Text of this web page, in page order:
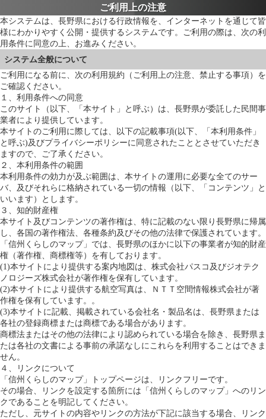
ご利用上の注意
本システムは、長野県における行政情報を、インターネットを通じて皆
様にわかりやすく公開・提供するシステムです。ご利用の際は、次の利
用条件に同意の上、お進みください。
システム全般について
ご利用になる前に、次の利用規約（ご利用上の注意、禁止する事項）を
ご確認ください。
１、利用条件への同意
このサイト（以下、「本サイト」と呼ぶ）は、長野県が委託した民間事
業者により提供しています。
本サイトのご利用に際しては、以下の記載事項(以下、「本利用条件」
と呼ぶ)及びプライバシーポリシーに同意されたこととさせていただき
ますので、ご了承ください。
２、本利用条件の範囲
本利用条件の効力が及ぶ範囲は、本サイトの運用に必要な全てのサー
バ、及びそれらに格納されている一切の情報（以下、「コンテンツ」と
いいます）とします。
３、知的財産権
本サイト及びコンテンツの著作権は、特に記載のない限り長野県に帰属
し、各国の著作権法、各種条約及びその他の法律で保護されています。
「信州くらしのマップ」では、長野県のほかに以下の事業者が知的財産
権（著作権、商標権等）を有しております。
(1)本サイトにより提供する案内地図は、株式会社パスコ及びジオテク
ノロジーズ株式会社が著作権を保有しています。
(2)本サイトにより提供する航空写真は、ＮＴＴ空間情報株式会社が著
作権を保有しています。。
(3)本サイトに記載、掲載されている会社名・製品名は、長野県または
各社の登録商標または商標である場合があります。
商標法またはその他の法律により認められている場合を除き、長野県ま
たは各社の文書による事前の承諾なしにこれらを利用することはできま
せん。
４、リンクについて
「信州くらしのマップ」トップページは、リンクフリーです。
その場合、リンクを設定する箇所には「信州くらしのマップ」へのリン
クであることを明記してください。
ただし、元サイトの内容やリンクの方法が下記に該当する場合、リンク